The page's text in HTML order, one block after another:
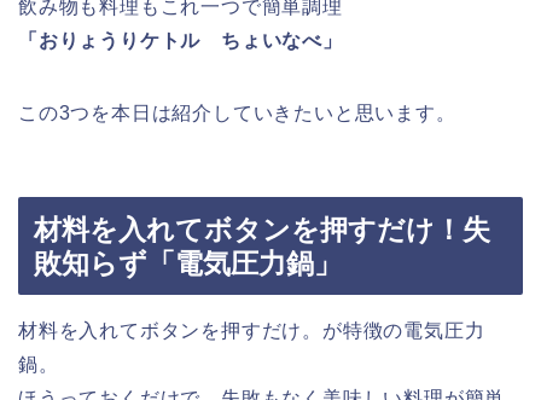
飲み物も料理もこれ一つで簡単調理
「おりょうりケトル ちょいなべ」
この3つを本日は紹介していきたいと思います。
材料を入れてボタンを押すだけ！失
敗知らず「電気圧力鍋」
材料を入れてボタンを押すだけ。が特徴の電気圧力
鍋。